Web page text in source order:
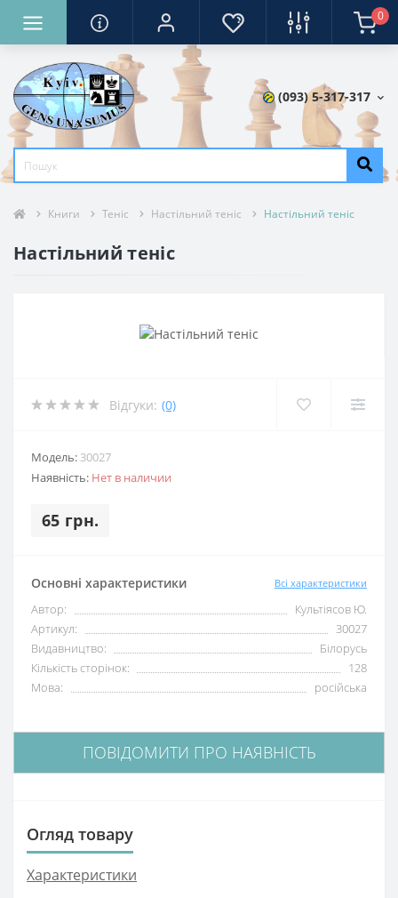
0
(093) 5-317-317
Книги Теніс Настільний теніс Настільний теніс
Настільний теніс
Відгуки: (0)
Модель: 30027
Наявність: Нет в наличии
65 грн.
Основні характеристики Всі характеристики
Автор:
Культіясов Ю.
Артикул:
30027
Видавництво:
Білорусь
Кількість сторінок:
128
Мова:
російська
ПОВІДОМИТИ ПРО НАЯВНІСТЬ
Огляд товару
Характеристики